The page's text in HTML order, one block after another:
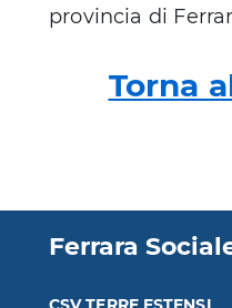
provincia di
Torna
Ferrara